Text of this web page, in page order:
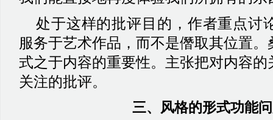
处于这样的批评目的，作者重点讨
服务于艺术作品，而不是僭取其位置
式之于内容的重要性。主张把对内容
关注的批评。
三、 风格的形式功能